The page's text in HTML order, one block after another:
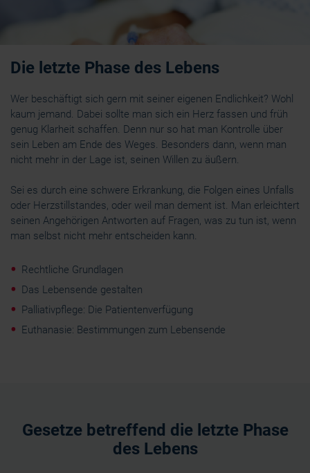
Die letzte Phase des Lebens
Wer beschäftigt sich gern mit seiner eigenen Endlichkeit? Wohl
kaum jemand. Dabei sollte man sich ein Herz fassen und früh
genug Klarheit schaffen. Denn nur so hat man Kontrolle über
sein Leben am Ende des Weges. Besonders dann, wenn man
nicht mehr in der Lage ist, seinen Willen zu äußern.
Sei es durch eine schwere Erkrankung, die Folgen eines Unfalls
oder Herzstillstandes, oder weil man dement ist. Man erleichtert
seinen Angehörigen Antworten auf Fragen, was zu tun ist, wenn
man selbst nicht mehr entscheiden kann.
Rechtliche Grundlagen
Das Lebensende gestalten
Palliativpflege: Die Patientenverfügung
Euthanasie: Bestimmungen zum Lebensende
Gesetze betreffend die letzte Phase
des Lebens